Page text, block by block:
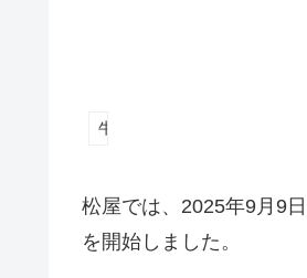
牛丼
松屋では、2025年9月9
を開始しました。